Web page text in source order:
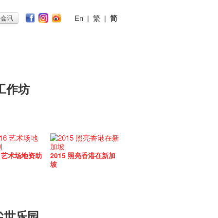
讯 En | 繁 | 简
作坊
术场地资助
2015 照亮香港在新加
坡